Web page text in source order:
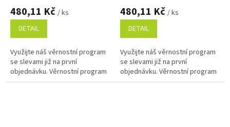
480,11 Kč / ks
DETAIL
Využijte náš věrnostní program
se slevami již na první
objednávku. Věrnostní program
480,11 Kč / ks
DETAIL
Využijte náš věrnostní program
se slevami již na první
objednávku. Věrnostní program